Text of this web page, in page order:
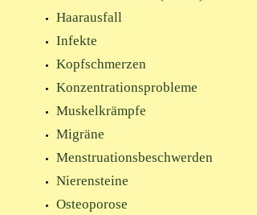
Haarausfall
Infekte
Kopfschmerzen
Konzentrationsprobleme
Muskelkrämpfe
Migräne
Menstruationsbeschwerden
Nierensteine
Osteoporose